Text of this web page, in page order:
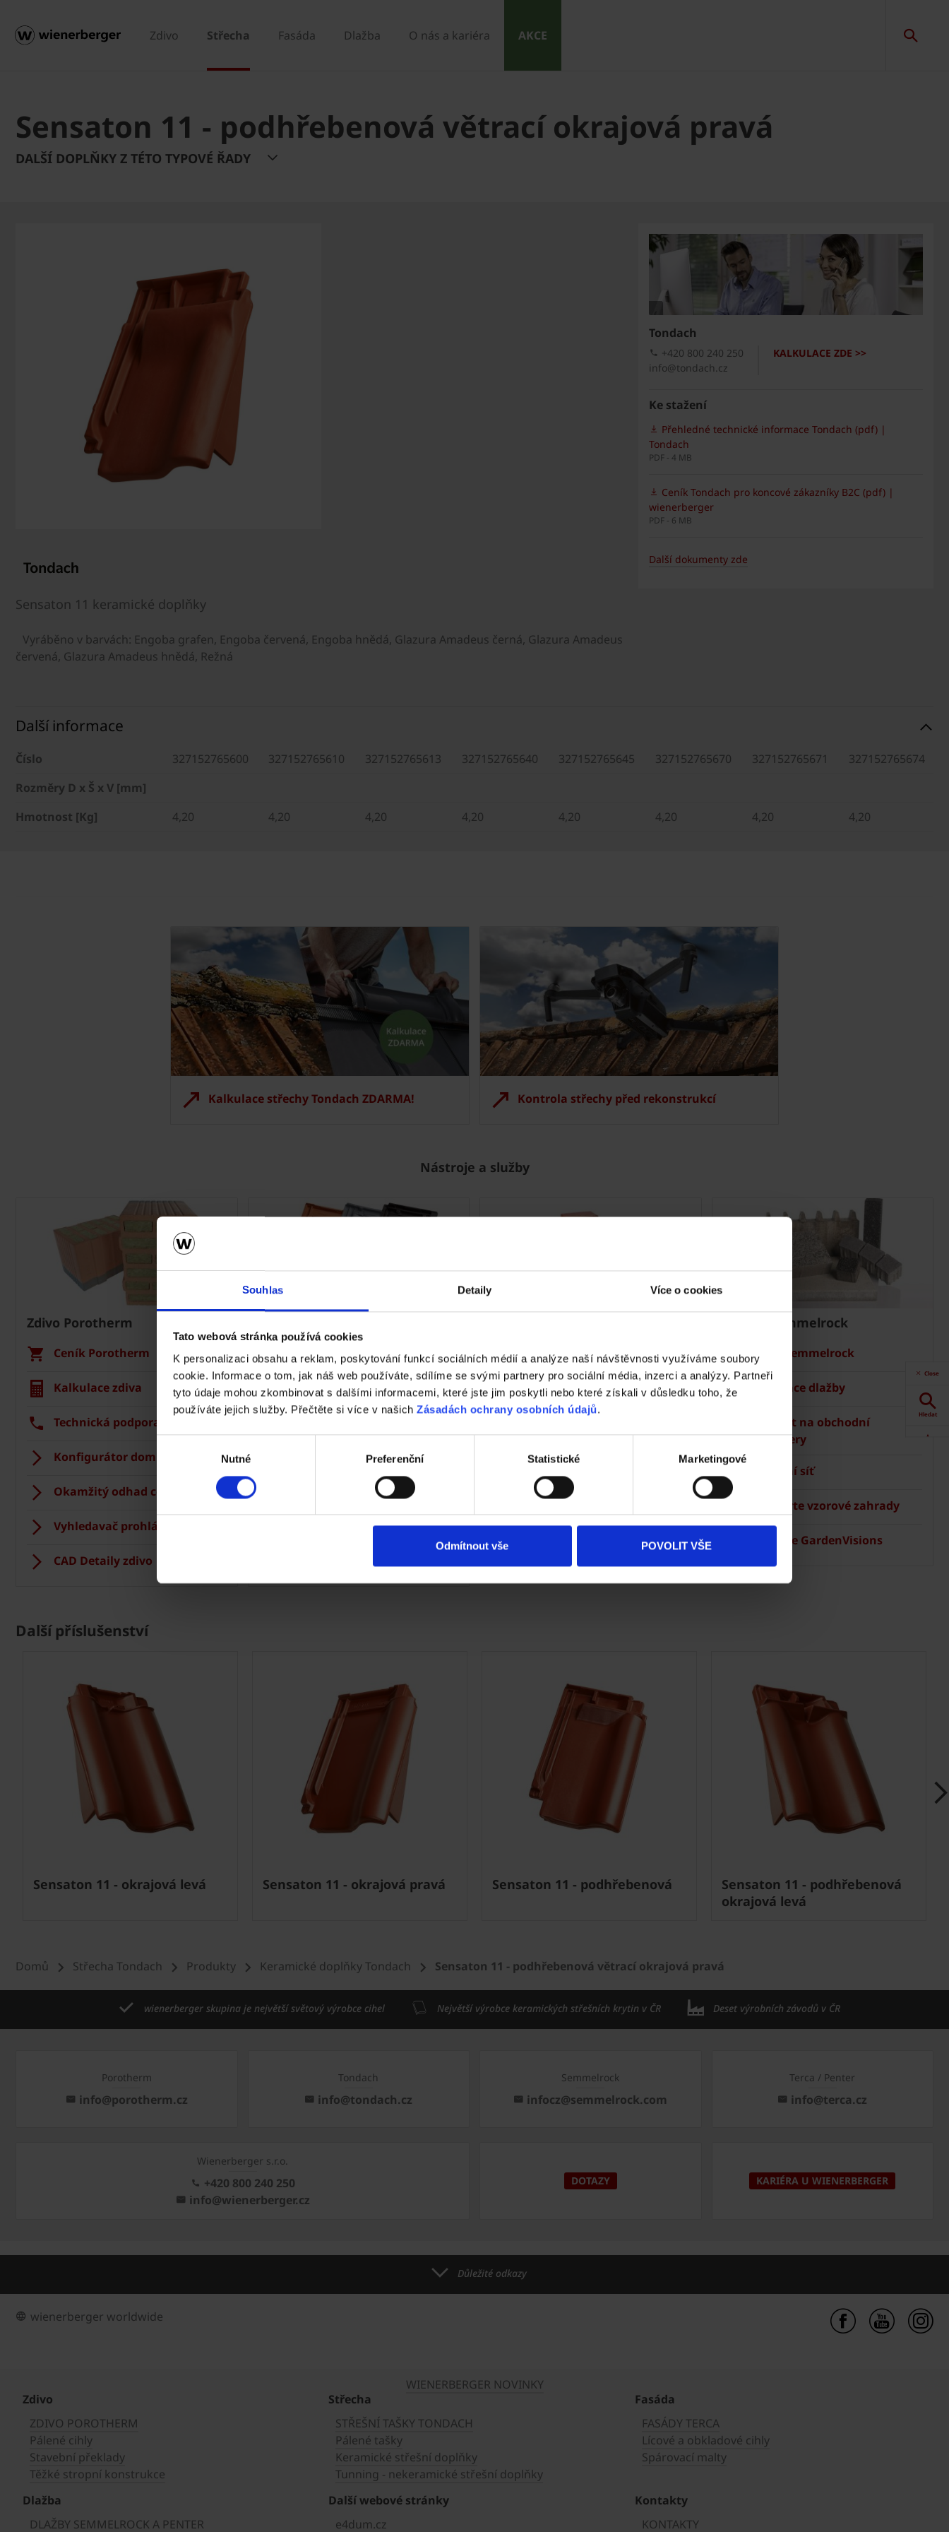
Souhlas Detaily Více o cookies
Tato webová stránka používá cookies
K personalizaci obsahu a reklam, poskytování funkcí sociálních médií a analýze naší návštěvnosti využíváme soubory
cookie. Informace o tom, jak náš web používáte, sdílíme se svými partnery pro sociální média, inzerci a analýzy. Partneři
tyto údaje mohou zkombinovat s dalšími informacemi, které jste jim poskytli nebo které získali v důsledku toho, že
používáte jejich služby. Přečtěte si více v našich Zásadách ochrany osobních údajů.
Nutné Preferenční Statistické Marketingové
Odmítnout vše POVOLIT VŠE
Zdivo Střecha Fasáda Dlažba O nás a kariéra AKCE
Sensaton 11 - podhřebenová větrací okrajová pravá
DALŠÍ DOPLŇKY Z TÉTO TYPOVÉ ŘADY
Sensaton 11 keramické doplňky
Vyráběno v barvách: Engoba grafen, Engoba červená, Engoba hnědá, Glazura Amadeus černá, Glazura Amadeus
červená, Glazura Amadeus hnědá, Režná
Tondach
KALKULACE ZDE >>
+420 800 240 250
info@tondach.cz
Ke stažení
Přehledné technické informace Tondach (pdf) |
Tondach
PDF - 4 MB
Ceník Tondach pro koncové zákazníky B2C (pdf) |
wienerberger
PDF - 6 MB
Další dokumenty zde
Další informace
Číslo 327152765600 327152765610 327152765613 327152765640 327152765645 327152765670 327152765671
327152765674
Rozměry D x Š x V [mm]
Hmotnost [Kg]
4,20 4,20 4,20 4,20 4,20 4,20 4,20 4,20
Kalkulace střechy Tondach ZDARMA! Kontrola střechy před rekonstrukcí
Nástroje a služby
Zdivo Porotherm
Ceník Porotherm
Kalkulace zdiva
Technická podpora
Konfigurátor domu
Okamžitý odhad ceny stropu
Vyhledavač prohlášení DoP
CAD Detaily zdivo
Ceník Tondach
Kalkulace střešní krytiny
Střechy ve vašem okolí
Vizualizace střechy
Registrace záruky All Inclusive
CAD Detaily střecha
Ceník Terca
Kalkulace fasády
Specialista prodeje
Navštivte vzorkovnu Terca
Dlažba Semmelrock
Ceník Semmelrock
Kalkulace dlažby
Kontakt na obchodní
manažery
Prodejní síť
Navštivte vzorové zahrady
Aplikace GardenVisions
Další příslušenství
Sensaton 11 - okrajová levá Sensaton 11 - okrajová pravá Sensaton 11 - podhřebenová
Sensaton 11 - podhřebenová
okrajová levá
Close
Hledat
Domů Střecha Tondach Produkty Keramické doplňky Tondach Sensaton 11 - podhřebenová větrací okrajová pravá
wienerberger skupina je největší světový výrobce cihel Největší výrobce keramických střešních krytin v ČR Deset výrobních závodů v ČR
Porotherm
info@porotherm.cz
Tondach
info@tondach.cz
Semmelrock
infocz@semmelrock.com
Terca / Penter
info@terca.cz
Wienerberger s.r.o.
+420 800 240 250
info@wienerberger.cz
DOTAZY KARIÉRA U WIENERBERGER
Důležité odkazy
wienerberger worldwide
WIENERBERGER NOVINKY
Zdivo
ZDIVO POROTHERM
Pálené cihly
Stavební překlady
Těžké stropní konstrukce
Střecha
STŘEŠNÍ TAŠKY TONDACH
Pálené tašky
Keramické střešní doplňky
Tunning - nekeramické střešní doplňky
Fasáda
FASÁDY TERCA
Lícové a obkladové cihly
Spárovací malty
Dlažba
DLAŽBY SEMMELROCK A PENTER
Další webové stránky
e4dum.cz
Kontakty
KONTAKTY